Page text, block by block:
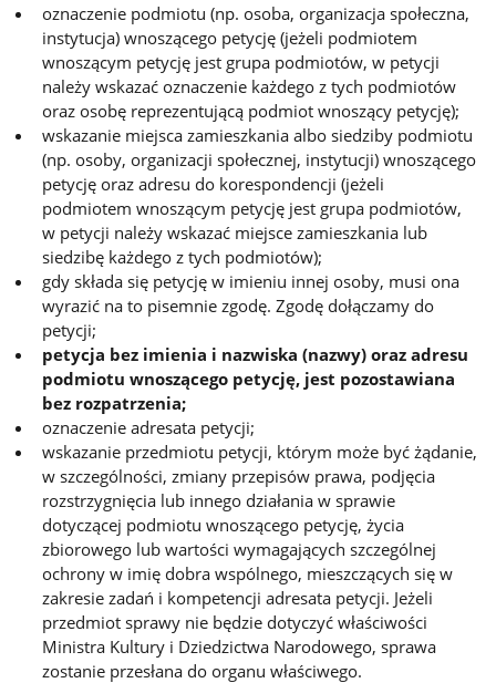
oznaczenie podmiotu (np. osoba, organizacja społeczna,
instytucja) wnoszącego petycję (jeżeli podmiotem
wnoszącym petycję jest grupa podmiotów, w petycji
należy wskazać oznaczenie każdego z tych podmiotów
oraz osobę reprezentującą podmiot wnoszący petycję);
wskazanie miejsca zamieszkania albo siedziby podmiotu
(np. osoby, organizacji społecznej, instytucji) wnoszącego
petycję oraz adresu do korespondencji (jeżeli
podmiotem wnoszącym petycję jest grupa podmiotów,
w petycji należy wskazać miejsce zamieszkania lub
siedzibę każdego z tych podmiotów);
gdy składa się petycję w imieniu innej osoby, musi ona
wyrazić na to pisemnie zgodę. Zgodę dołączamy do
petycji;
petycja bez imienia i nazwiska (nazwy) oraz adresu
podmiotu wnoszącego petycję, jest pozostawiana
bez rozpatrzenia;
oznaczenie adresata petycji;
wskazanie przedmiotu petycji, którym może być żądanie,
w szczególności, zmiany przepisów prawa, podjęcia
rozstrzygnięcia lub innego działania w sprawie
dotyczącej podmiotu wnoszącego petycję, życia
zbiorowego lub wartości wymagających szczególnej
ochrony w imię dobra wspólnego, mieszczących się w
zakresie zadań i kompetencji adresata petycji. Jeżeli
przedmiot sprawy nie będzie dotyczyć właściwości
Ministra Kultury i Dziedzictwa Narodowego, sprawa
zostanie przesłana do organu właściwego.